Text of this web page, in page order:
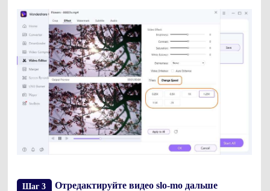
Шаг 3 Отредактируйте видео slo-mo дальше